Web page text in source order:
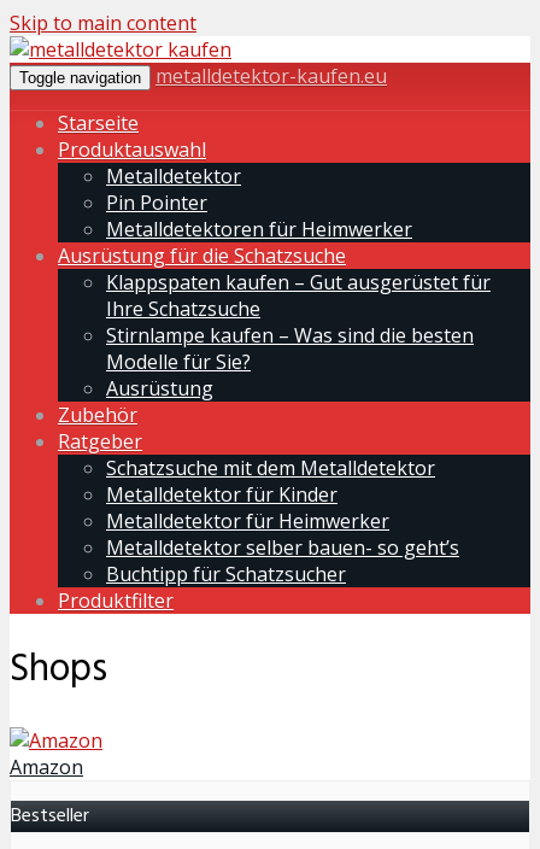
Skip to main content
Toggle navigation
metalldetektor-kaufen.eu
Starseite
Produktauswahl
Metalldetektor
Pin Pointer
Metalldetektoren für Heimwerker
Ausrüstung für die Schatzsuche
Klappspaten kaufen – Gut ausgerüstet für
Ihre Schatzsuche
Stirnlampe kaufen – Was sind die besten
Modelle für Sie?
Ausrüstung
Zubehör
Ratgeber
Schatzsuche mit dem Metalldetektor
Metalldetektor für Kinder
Metalldetektor für Heimwerker
Metalldetektor selber bauen- so geht’s
Buchtipp für Schatzsucher
Produktfilter
Shops
Amazon
Bestseller